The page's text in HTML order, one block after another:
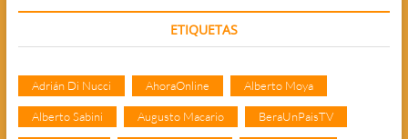
ETIQUETAS
Adrián Di Nucci AhoraOnline Alberto Moya
Alberto Sabini Augusto Macario BeraUnPaisTV